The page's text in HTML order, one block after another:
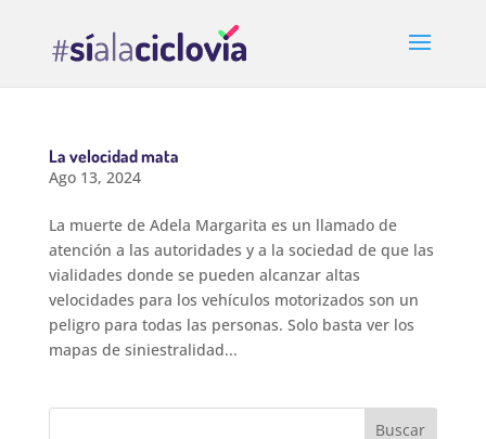
La velocidad mata
Ago 13, 2024
La muerte de Adela Margarita es un llamado de
atención a las autoridades y a la sociedad de que las
vialidades donde se pueden alcanzar altas
velocidades para los vehículos motorizados son un
peligro para todas las personas. Solo basta ver los
mapas de siniestralidad...